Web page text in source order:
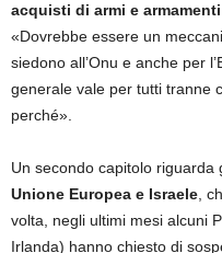
acquisti di armi e
«Dovrebbe essere un
siedono all’Onu e anche per
generale vale per tutti tranne
perché».
Un secondo capitolo riguarda
Unione Europea e Israele,
volta, negli ultimi mesi alcuni
Irlanda) hanno chiesto di